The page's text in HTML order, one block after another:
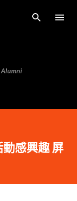
Alumni
感興趣 屏